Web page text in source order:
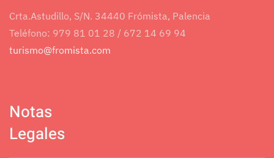
Crta.Astudillo, S/N. 34440 Frómista, Palencia
Teléfono: 979 81 01 28 / 672 14 69 94
turismo@fromista.com
Notas
Legales